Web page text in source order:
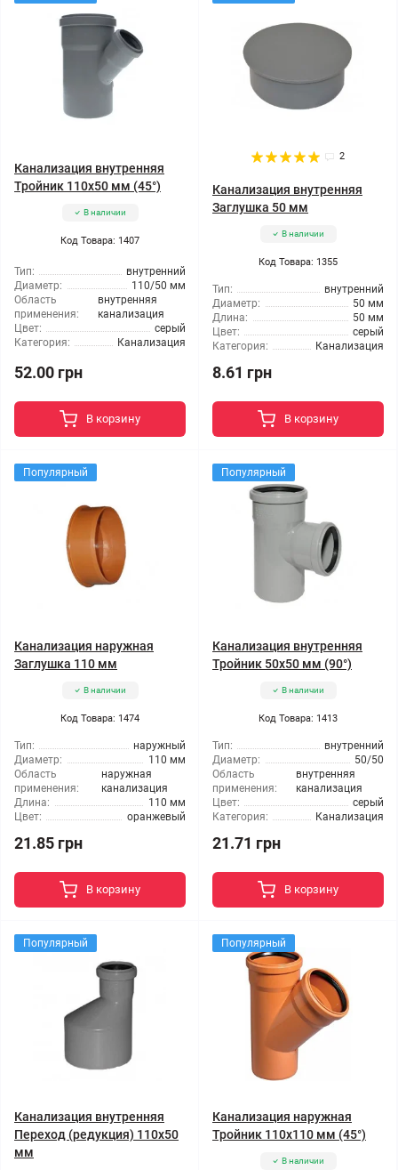
Канализация внутренняя
Тройник 110x50 мм (45°)
В наличии
Код Товара: 1407
Тип:
внутренний
Диаметр:
110/50 мм
Область
применения:
внутренняя
канализация
Цвет:
серый
Категория:
Канализация
52.00 грн
В корзину
2
Канализация внутренняя
Заглушка 50 мм
В наличии
Код Товара: 1355
Тип:
внутренний
Диаметр:
50 мм
Длина:
50 мм
Цвет:
серый
Категория:
Канализация
8.61 грн
В корзину
Популярный
Канализация наружная
Заглушка 110 мм
В наличии
Код Товара: 1474
Тип:
наружный
Диаметр:
110 мм
Область
применения:
наружная
канализация
Длина:
110 мм
Цвет:
оранжевый
21.85 грн
В корзину
Популярный
Канализация внутренняя
Тройник 50x50 мм (90°)
В наличии
Код Товара: 1413
Тип:
внутренний
Диаметр:
50/50
Область
применения:
внутренняя
канализация
Цвет:
серый
Категория:
Канализация
21.71 грн
В корзину
Популярный
Канализация внутренняя
Переход (редукция) 110x50
мм
Популярный
Канализация наружная
Тройник 110x110 мм (45°)
В наличии